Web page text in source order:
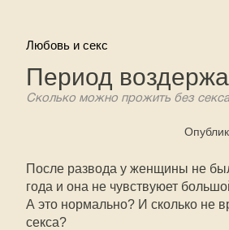
Любовь и секс
Период
Сколько можно прожить без
После развода у женщины не
года и она не чувствуюет
А это нормально? И сколько не
секса?